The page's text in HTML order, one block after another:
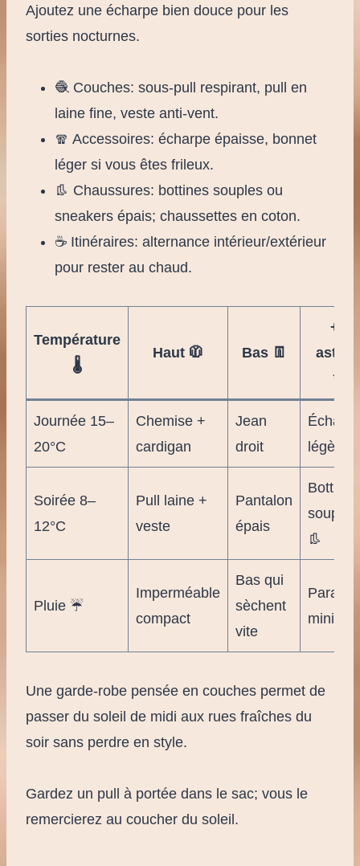
Ajoutez une écharpe bien douce pour les
sorties nocturnes.
🧶 Couches: sous-pull respirant, pull en
laine fine, veste anti-vent.
🧣 Accessoires: écharpe épaisse, bonnet
léger si vous êtes frileux.
👢 Chaussures: bottines souples ou
sneakers épais; chaussettes en coton.
☕ Itinéraires: alternance intérieur/extérieur
pour rester au chaud.
Température
🌡️
Haut 🧥 Bas 👖
+1
✨
Journée 15–
20°C
Chemise +
cardigan
Jean
droit
légère
Soirée 8–
12°C
Pull laine +
veste
Pantalon
épais
Bottines
souples
👢
Pluie ☔
Imperméable
compact
Bas qui
sèchent
vite
mini 🌂
Une garde-robe pensée en couches permet de
passer du soleil de midi aux rues fraîches du
soir sans perdre en style.
Gardez un pull à portée dans le sac; vous le
remercierez au coucher du soleil.